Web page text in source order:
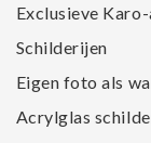
Exclusieve
Schilderijen
Eigen foto als
Acrylglas